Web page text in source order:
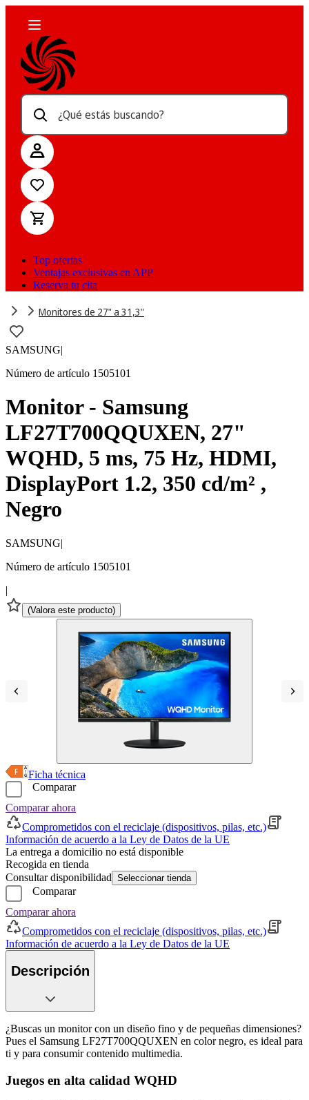
¿Qué estás buscando?
Top ofertas
Ventajas exclusivas en APP
Reserva tu cita
Monitores de 27" a 31,3"
SAMSUNG|
Número de artículo 1505101
Monitor - Samsung
LF27T700QQUXEN, 27"
WQHD, 5 ms, 75 Hz, HDMI,
DisplayPort 1.2, 350 cd/m² ,
Negro
SAMSUNG|
Número de artículo 1505101
|
(Valora este producto)
Ficha técnica
Comparar
Comparar ahora
Comprometidos con el reciclaje (dispositivos, pilas, etc.)
Información de acuerdo a la Ley de Datos de la UE
La entrega a domicilio no está disponible
Recogida en tienda
Consultar disponibilidad Seleccionar tienda
Comparar
Comparar ahora
Comprometidos con el reciclaje (dispositivos, pilas, etc.)
Información de acuerdo a la Ley de Datos de la UE
Descripción
¿Buscas un monitor con un diseño fino y de pequeñas dimensiones?
Pues el Samsung LF27T700QQUXEN en color negro, es ideal para
ti y para consumir contenido multimedia.
Juegos en alta calidad WQHD